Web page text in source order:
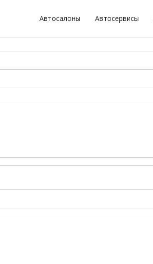
Автосалоны Автосервисы